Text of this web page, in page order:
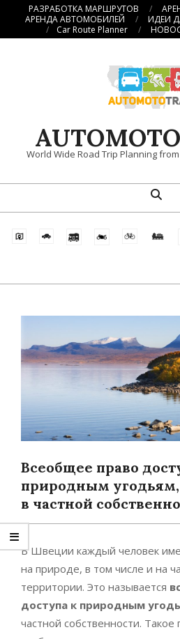
ПерейтиРАЗРАБОТКА МАРШРУТОВ
АРЕНДА АВТОМОБИЛЕЙ
ИДЕИ
Car Route Planner
World Wide Road Trip Planning
навигационное
Поиск
Всеобщее право
природным
в частной
В Швеции каждый человек
на природе, в том числе и на
территории. Это называется
доступа к природным
частной собственности. Такое